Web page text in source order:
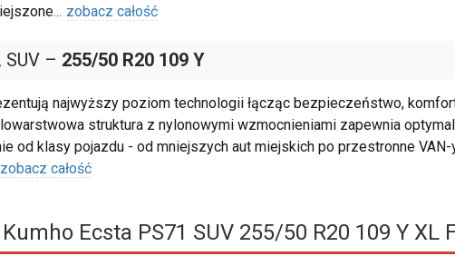
... zobacz całość
– 255/50 R20 109 Y
najwyższy poziom technologii łącząc bezpieczeństwo,
struktura z nylonowymi wzmocnieniami zapewnia
od klasy pojazdu - od mniejszych aut miejskich po przestronne VAN-
zobacz całość
Ecsta PS71 SUV 255/50 R20 109 Y XL